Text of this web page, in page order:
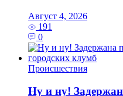
Август 4, 2026
191
0
Происшествия
Ну и ну!